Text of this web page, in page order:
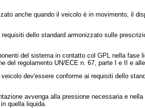
anche quando il veicolo è in movimento, il
dello standard armonizzato sulle
del sistema in contatto col GPL nella
del regolamento UN/ECE n. 67, parte I e II e
dev'essere conforme ai requisiti dello
avvenga alla pressione necessaria e
quella liquida.